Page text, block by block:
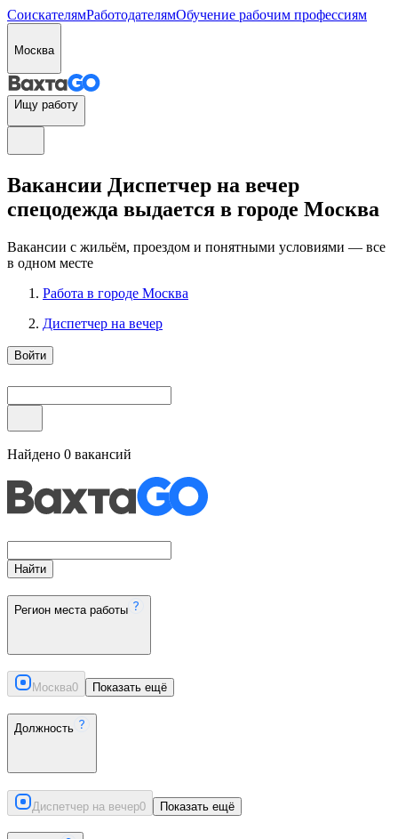
СоискателямРаботодателямОбучение рабочим профессиям
Москва
Ищу работу
Вакансии Диспетчер на вечер
спецодежда выдается в городе Москва
Вакансии с жильём, проездом и понятными условиями — все
в одном месте
Работа в городе Москва
Диспетчер на вечер
Войти
Найдено 0 вакансий
Найти
Регион места работы
Москва0 Показать ещё
Должность
Диспетчер на вечер0 Показать ещё